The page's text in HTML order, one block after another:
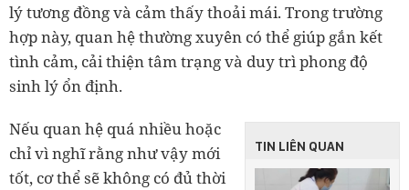
lý tương đồng và cảm thấy thoải mái. Trong trường
hợp này, quan hệ thường xuyên có thể giúp gắn kết
tình cảm, cải thiện tâm trạng và duy trì phong độ
sinh lý ổn định.
TIN LIÊN QUAN
Nếu quan hệ quá nhiều hoặc
chỉ vì nghĩ rằng như vậy mới
tốt, cơ thể sẽ không có đủ thời